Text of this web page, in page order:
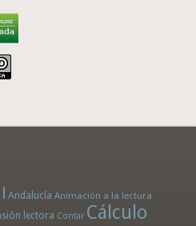
Andalucía Animación a la lectura
lectora Contar Cálculo